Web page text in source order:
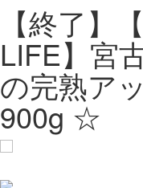
【終了】
LIFE】宮
の完熟ア
900g ☆